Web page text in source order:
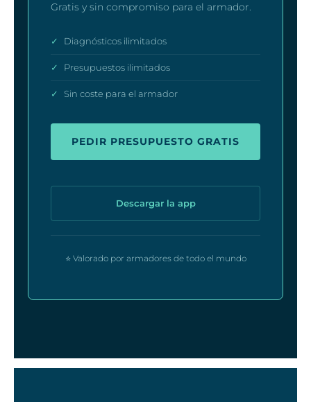
Gratis y sin compromiso para el armador.
✓ Diagnósticos ilimitados
✓ Presupuestos ilimitados
✓ Sin coste para el armador
PEDIR PRESUPUESTO GRATIS
Descargar la app
⭐ Valorado por armadores de todo el mundo